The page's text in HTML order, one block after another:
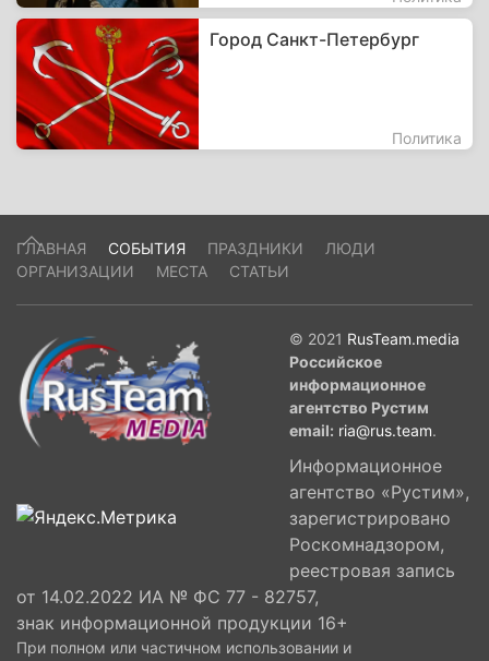
Город Санкт-Петербург
Политика
ГЛАВНАЯ СОБЫТИЯ ПРАЗДНИКИ
ЛЮДИ
ОРГАНИЗАЦИИ
МЕСТА СТАТЬИ
© 2021 RusTeam.media
Российское
информационное
агентство Рустим
email: ria@rus.team.
Информационное
агентство «Рустим»,
зарегистрировано
Роскомнадзором,
реестровая запись
от 14.02.2022 ИА № ФС 77 - 82757,
знак информационной продукции 16+
При полном или частичном использовании и